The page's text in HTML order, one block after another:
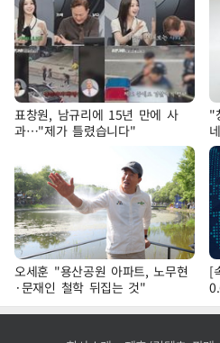
표창원, 남규리에 15년 만에 사
과…"제가 틀렸습니다"
"
니
오세훈 "용산공원 아파트, 노무현
·문재인 철학 뒤집는 것"
[